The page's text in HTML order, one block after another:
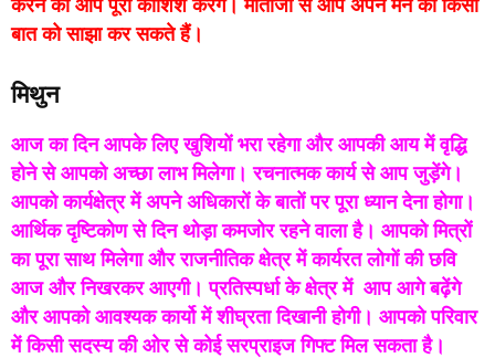
करने की आप पूरी कोशिश करेंगे। माताजी से आप अपने मन की किसी
बात को साझा कर सकते हैं।
मिथुन
आज का दिन आपके लिए खुशियों भरा रहेगा और आपकी आय में वृद्धि
होने से आपको अच्छा लाभ मिलेगा। रचनात्मक कार्य से आप जुड़ेंगे।
आपको कार्यक्षेत्र में अपने अधिकारों के बातों पर पूरा ध्यान देना होगा।
आर्थिक दृष्टिकोण से दिन थोड़ा कमजोर रहने वाला है। आपको मित्रों
का पूरा साथ मिलेगा और राजनीतिक क्षेत्र में कार्यरत लोगों की छवि
आज और निखरकर आएगी। प्रतिस्पर्धा के क्षेत्र में आप आगे बढ़ेंगे
और आपको आवश्यक कार्यो में शीघ्रता दिखानी होगी। आपको परिवार
में किसी सदस्य की ओर से कोई सरप्राइज गिफ्ट मिल सकता है।